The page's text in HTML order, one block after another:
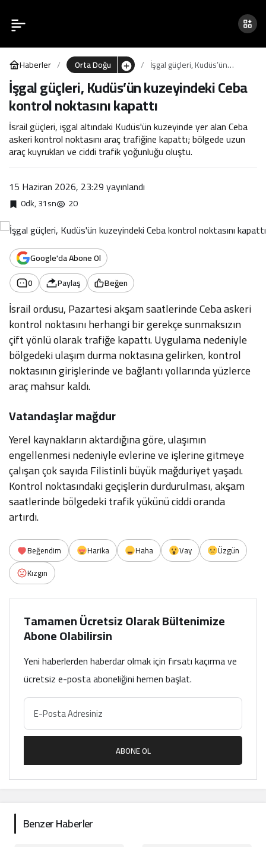
Haberler Orta Doğu
İşgal güçleri, Kudüs’ün
kuzeyindeki Ceba kontrol
noktasını kapattı
İşgal güçleri, Kudüs’ün kuzeyindeki Ceba
kontrol noktasını kapattı
İsrail güçleri, işgal altındaki Kudüs'ün kuzeyinde yer alan Ceba
askeri kontrol noktasını araç trafiğine kapattı; bölgede uzun
araç kuyrukları ve ciddi trafik yoğunluğu oluştu.
15 Haziran 2026, 23:29yayınlandı
0dk, 31sn 20
Google'da Abone Ol
0
Paylaş Beğen
İsrail ordusu, Pazartesi akşam saatlerinde Ceba askeri
kontrol noktasını herhangi bir gerekçe sunmaksızın
çift yönlü olarak trafiğe kapattı. Uygulama nedeniyle
bölgedeki ulaşım durma noktasına gelirken, kontrol
noktasının girişlerinde ve bağlantı yollarında yüzlerce
araç mahsur kaldı.
Vatandaşlar mağdur
Yerel kaynakların aktardığına göre, ulaşımın
engellenmesi nedeniyle evlerine ve işlerine gitmeye
çalışan çok sayıda Filistinli büyük mağduriyet yaşadı.
Kontrol noktasındaki geçişlerin durdurulması, akşam
saatlerinde bölgedeki trafik yükünü ciddi oranda
artırdı.
Beğendim Harika Haha Vay
Üzgün
Kızgın
İşgal güçleri, Kudüs’ün
kuzeyindeki Ceba kontrol
noktasını kapattı
0
Tamamen Ücretsiz Olarak Bültenimize
Abone Olabilirsin
Yeni haberlerden haberdar olmak için fırsatı kaçırma ve
ücretsiz e-posta aboneliğini hemen başlat.
ABONE OL
Benzer Haberler